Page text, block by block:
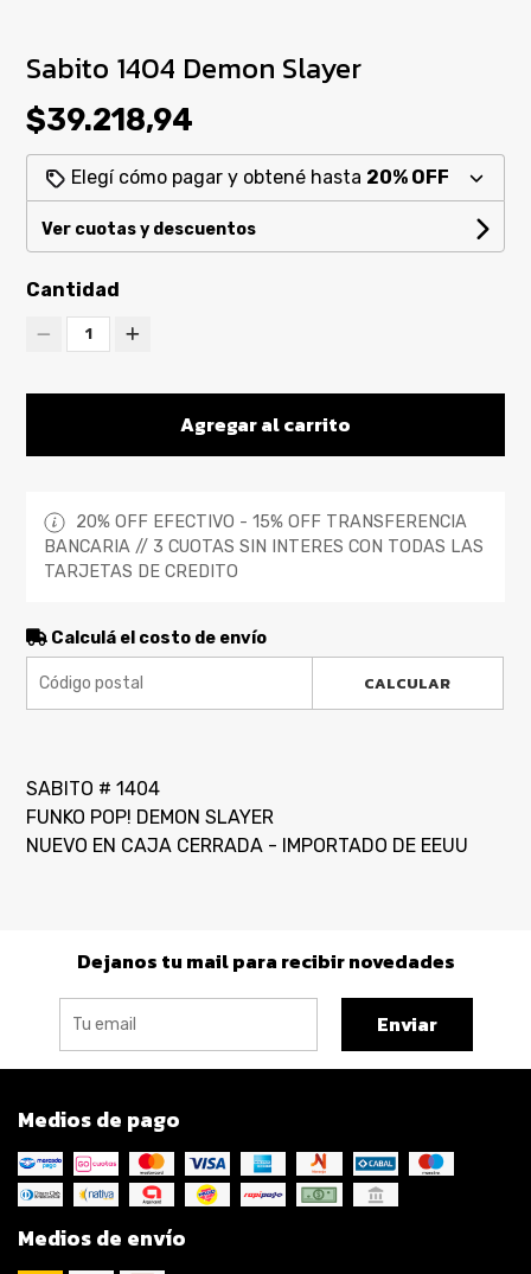
Sabito 1404 Demon Slayer
$39.218,94
Elegí cómo pagar y obtené hasta 20% OFF
Ver cuotas y descuentos
Cantidad
1
Agregar al carrito
20% OFF EFECTIVO - 15% OFF TRANSFERENCIA
BANCARIA // 3 CUOTAS SIN INTERES CON TODAS LAS
TARJETAS DE CREDITO
Calculá el costo de envío
CALCULAR
SABITO # 1404
FUNKO POP! DEMON SLAYER
NUEVO EN CAJA CERRADA - IMPORTADO DE EEUU
Dejanos tu mail para recibir novedades
Enviar
Medios de pago
Medios de envío